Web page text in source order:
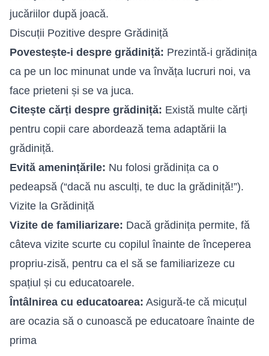
jucăriilor după joacă.
Discuții Pozitive despre Grădiniță
Povestește-i despre grădiniță: Prezintă-i grădinița
ca pe un loc minunat unde va învăța lucruri noi, va
face prieteni și se va juca.
Citește cărți despre grădiniță: Există multe cărți
pentru copii care abordează tema adaptării la
grădiniță.
Evită amenințările: Nu folosi grădinița ca o
pedeapsă (“dacă nu asculți, te duc la grădiniță!”).
Vizite la Grădiniță
Vizite de familiarizare: Dacă grădinița permite, fă
câteva vizite scurte cu copilul înainte de începerea
propriu-zisă, pentru ca el să se familiarizeze cu
spațiul și cu educatoarele.
Întâlnirea cu educatoarea: Asigură-te că micuțul
are ocazia să o cunoască pe educatoare înainte de
prima